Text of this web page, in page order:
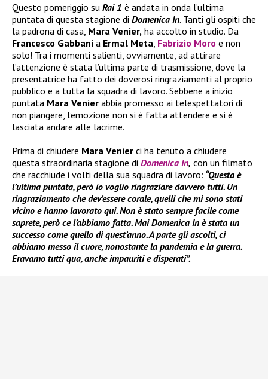
Questo pomeriggio su Rai 1 è andata in onda l’ultima
puntata di questa stagione di Domenica In. Tanti gli ospiti che
la padrona di casa, Mara Venier, ha accolto in studio. Da
Francesco Gabbani a Ermal Meta Fabrizio Moro e non
solo! Tra i momenti salienti, ovviamente, ad attirare
l’attenzione è stata l’ultima parte di trasmissione, dove la
presentatrice ha fatto dei doverosi ringraziamenti al proprio
pubblico e a tutta la squadra di lavoro. Sebbene a inizio
puntata Mara Venier abbia promesso ai telespettatori di
non piangere, l’emozione non si è fatta attendere e si è
lasciata andare alle lacrime.
Prima di chiudere Mara Venier ci ha tenuto a chiudere
questa straordinaria stagione di Domenica In, con un filmato
che racchiude i volti della sua squadra di lavoro: “Questa è
l’ultima puntata, però io voglio ringraziare davvero tutti. Un
ringraziamento che dev’essere corale, quelli che mi sono stati
vicino e hanno lavorato qui. Non è stato sempre facile come
saprete, però ce l’abbiamo fatta. Mai Domenica In è stata un
successo come quello di quest’anno. A parte gli ascolti, ci
abbiamo messo il cuore, nonostante la pandemia e la guerra.
Eravamo tutti qua, anche impauriti e disperati”.